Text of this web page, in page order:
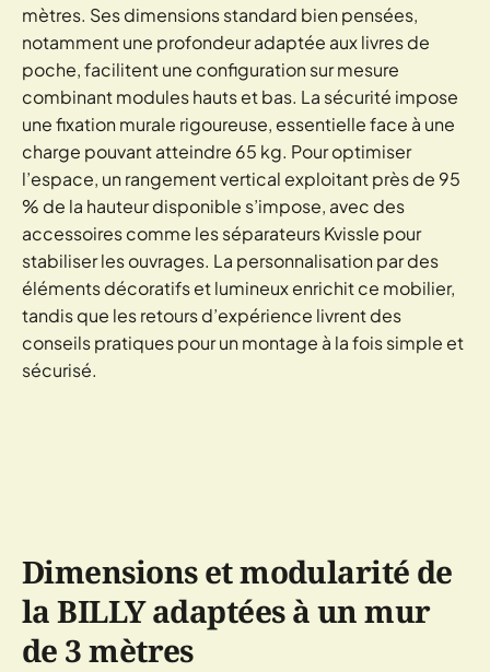
mètres. Ses dimensions standard bien pensées,
notamment une profondeur adaptée aux livres de
poche, facilitent une configuration sur mesure
combinant modules hauts et bas. La sécurité impose
une fixation murale rigoureuse, essentielle face à une
charge pouvant atteindre 65 kg. Pour optimiser
l’espace, un rangement vertical exploitant près de 95
% de la hauteur disponible s’impose, avec des
accessoires comme les séparateurs Kvissle pour
stabiliser les ouvrages. La personnalisation par des
éléments décoratifs et lumineux enrichit ce mobilier,
tandis que les retours d’expérience livrent des
conseils pratiques pour un montage à la fois simple et
sécurisé.
Dimensions et modularité de
la BILLY adaptées à un mur
de 3 mètres